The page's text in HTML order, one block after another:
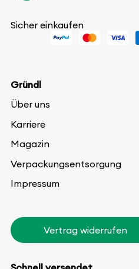
Sicher einkaufen
Gründl
Über uns
Karriere
Magazin
Verpackungsentsorgung
Impressum
Vertrag widerrufen